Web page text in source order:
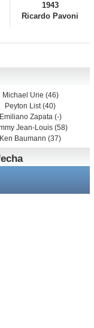
1943
Ricardo Pavoni
Michael Urie (46)
Peyton List (40)
Emiliano Zapata (-)
Jean-Louis (58)
Ken Baumann (37)